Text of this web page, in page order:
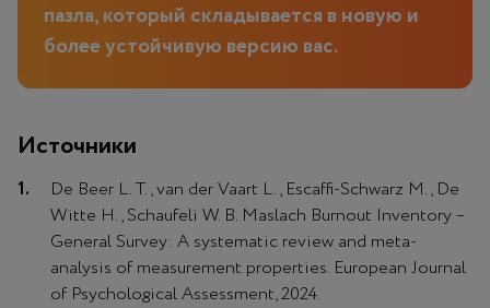
пазла, который складывается в новую и
более устойчивую версию вас.
Источники
De Beer L. T., van der Vaart L., Escaffi-Schwarz M., De
Witte H., Schaufeli W. B. Maslach Burnout Inventory –
General Survey: A systematic review and meta-
analysis of measurement properties. European Journal
of Psychological Assessment, 2024.